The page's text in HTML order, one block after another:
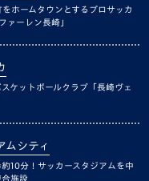
ホームタウンとするプロサッカ
ァーレン長崎」
ケットボールクラブ「長崎ヴェ
ムシティ
10分！サッカースタジアムを中
合施設